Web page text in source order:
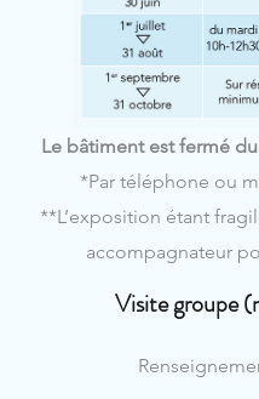
Le bâtiment est fermé
*Par téléphone ou
**L’exposition étant
accompagnateur
Visite groupe